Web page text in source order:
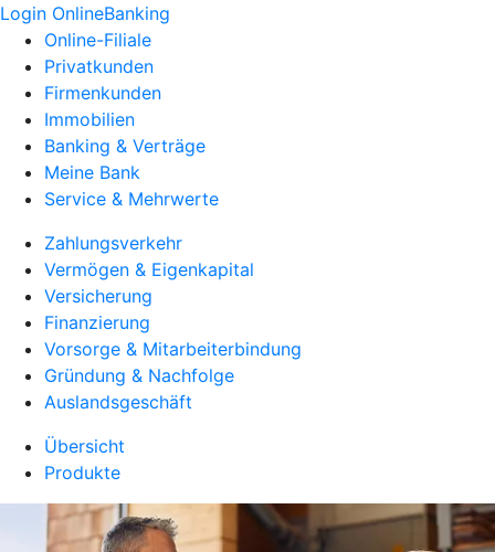
Login OnlineBanking
Online-Filiale
Privatkunden
Firmenkunden
Immobilien
Banking & Verträge
Meine Bank
Service & Mehrwerte
Zahlungsverkehr
Vermögen & Eigenkapital
Versicherung
Finanzierung
Vorsorge & Mitarbeiterbindung
Gründung & Nachfolge
Auslandsgeschäft
Übersicht
Produkte